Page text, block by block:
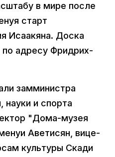
в мире после
старт
Исаакяна. Доска
по адресу Фридрих-
замминистра
науки и спорта
"Дома-музея
Аветисян, вице-
культуры Скади